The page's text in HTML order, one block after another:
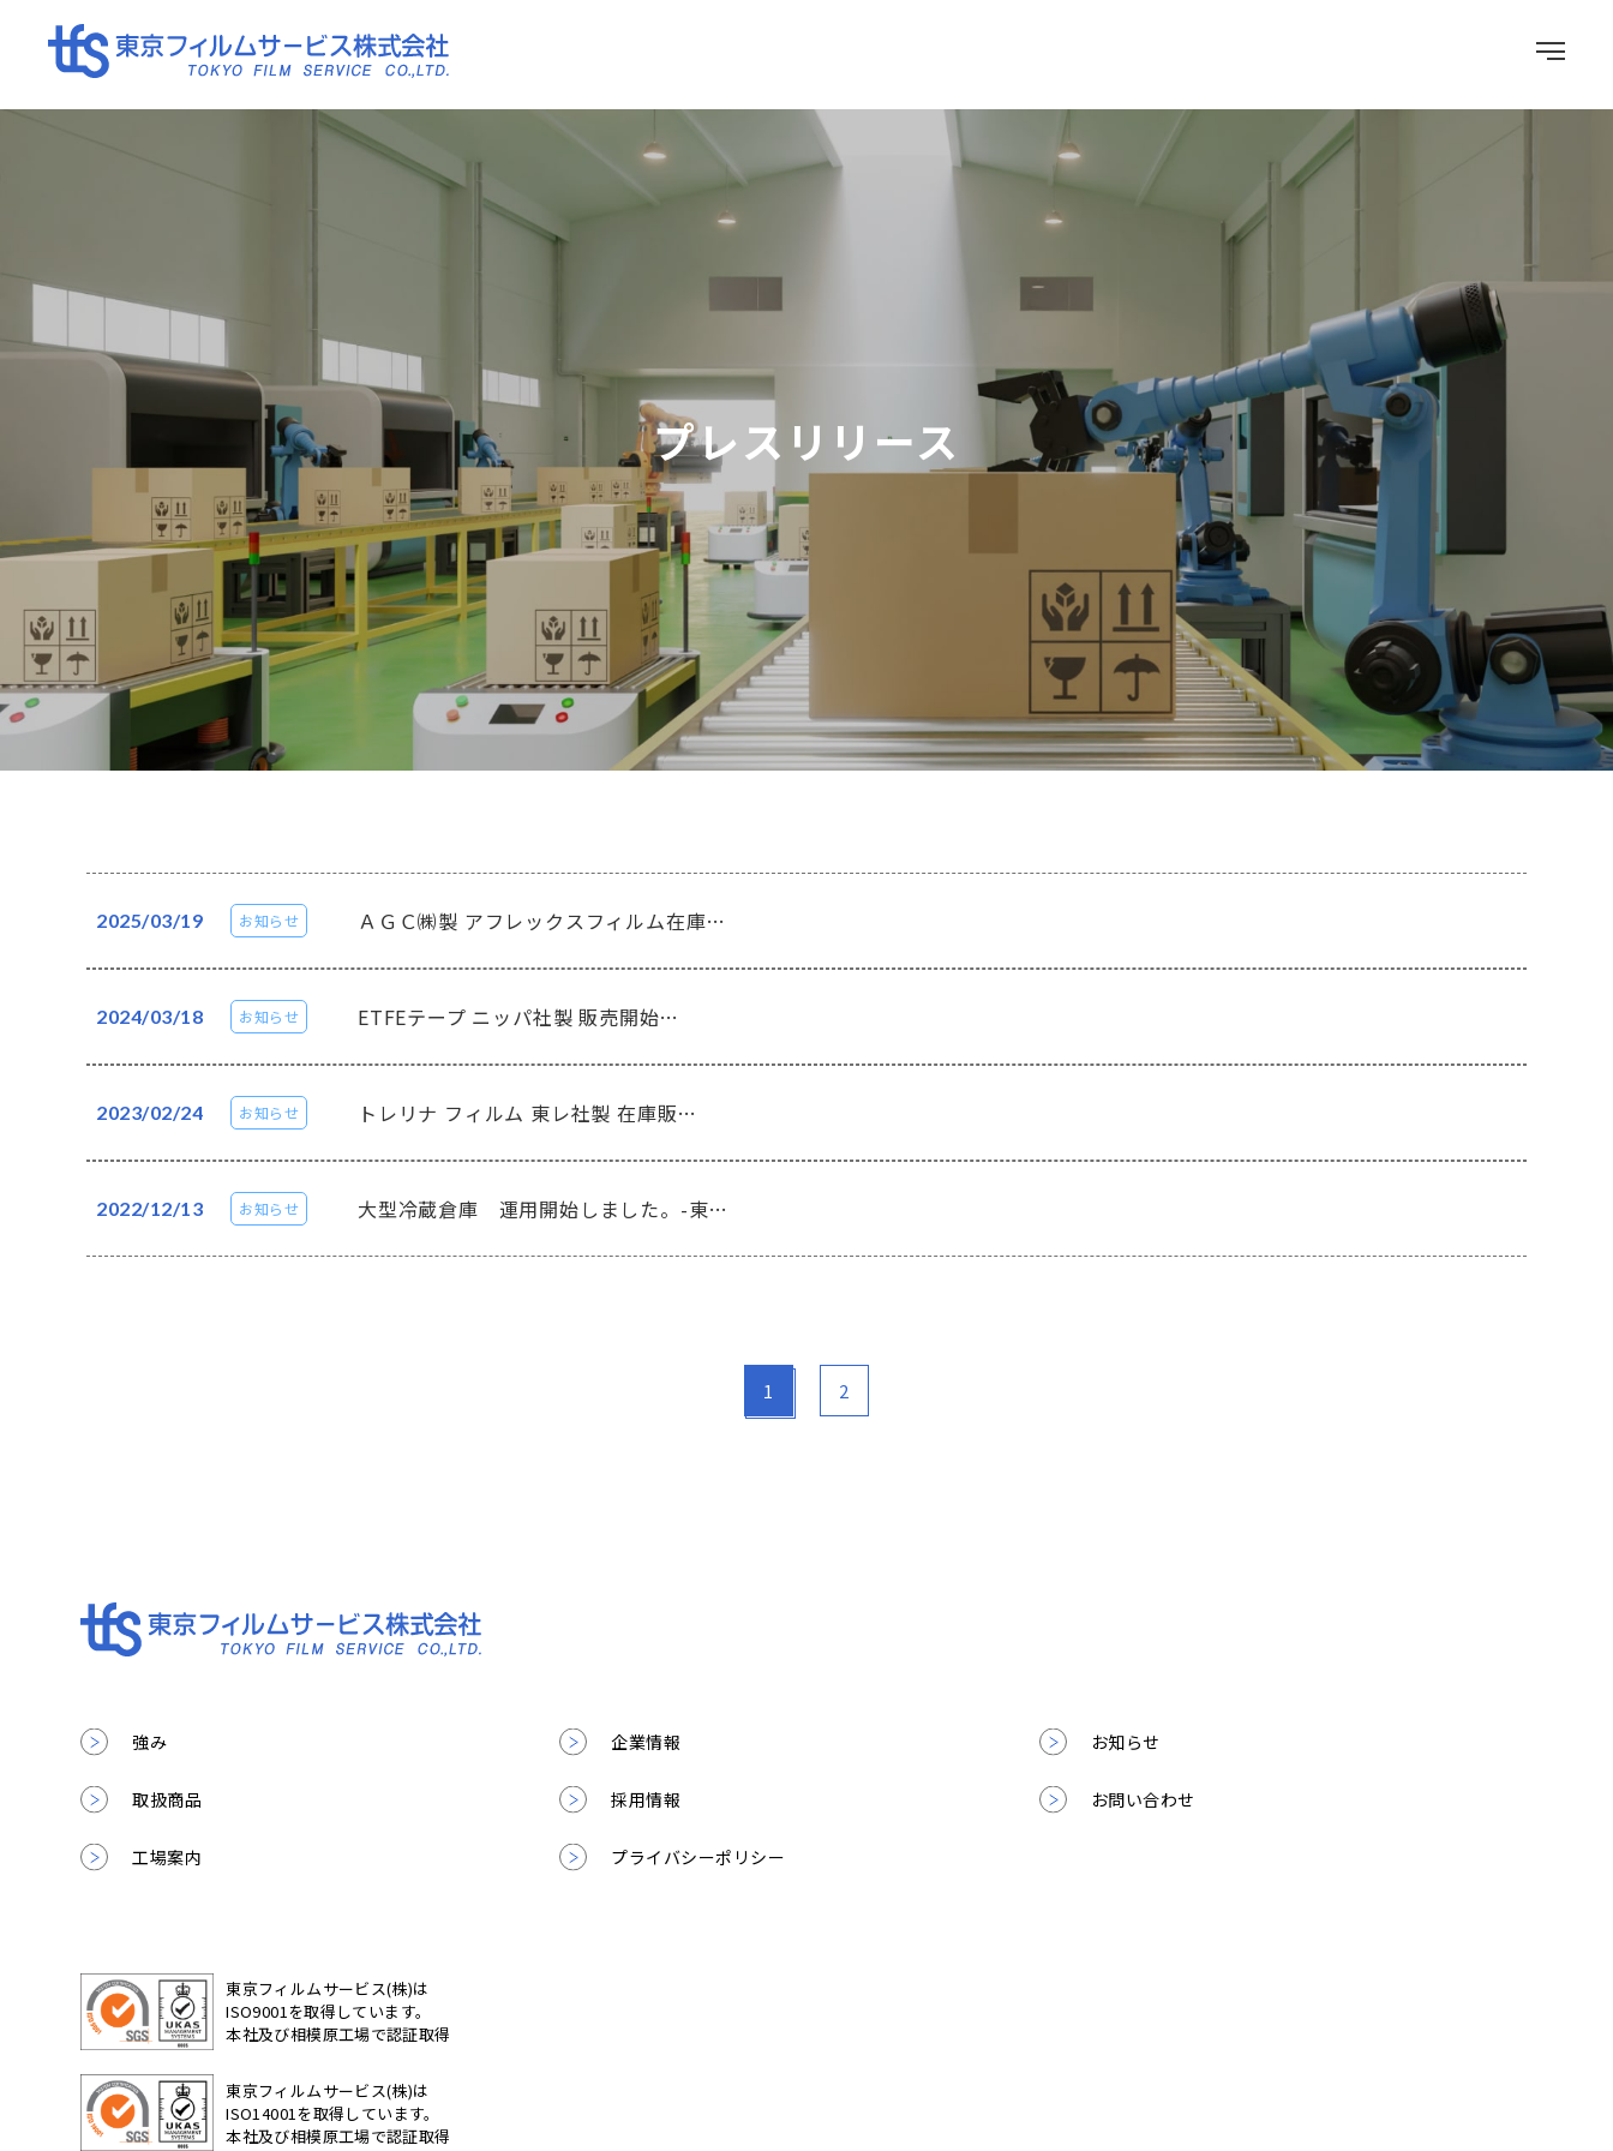
プレスリリース
2025/03/19 お知らせ ＡＧＣ㈱製 アフレックスフィルム在庫…
2024/03/18 お知らせ ETFEテープ ニッパ社製 販売開始…
2023/02/24 お知らせ トレリナ フィルム 東レ社製 在庫販…
2022/12/13 お知らせ 大型冷蔵倉庫 運用開始しました。-東…
1 2
強み 企業情報 お知らせ
取扱商品 採用情報 お問い合わせ
工場案内 プライバシーポリシー
東京フィルムサービス(株)は
ISO9001を取得しています。
本社及び相模原工場で認証取得
東京フィルムサービス(株)は
ISO14001を取得しています。
本社及び相模原工場で認証取得